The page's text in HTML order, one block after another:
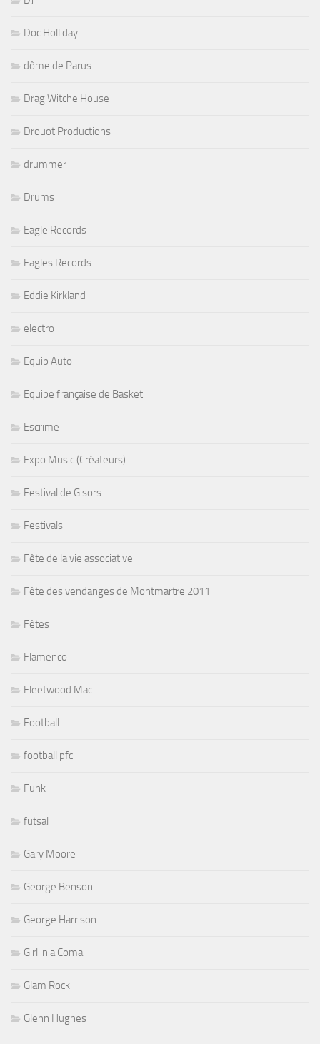
Doc Holliday
dôme de Parus
Drag Witche House
Drouot Productions
drummer
Drums
Eagle Records
Eagles Records
Eddie Kirkland
electro
Equip Auto
Equipe française de Basket
Escrime
Expo Music (Créateurs)
Festival de Gisors
Festivals
Fête de la vie associative
Fête des vendanges de Montmartre 2011
Fêtes
Flamenco
Fleetwood Mac
Football
football pfc
Funk
futsal
Gary Moore
George Benson
George Harrison
Girl in a Coma
Glam Rock
Glenn Hughes